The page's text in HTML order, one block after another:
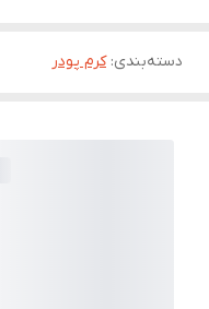
دسته‌بندی:کرم پودر